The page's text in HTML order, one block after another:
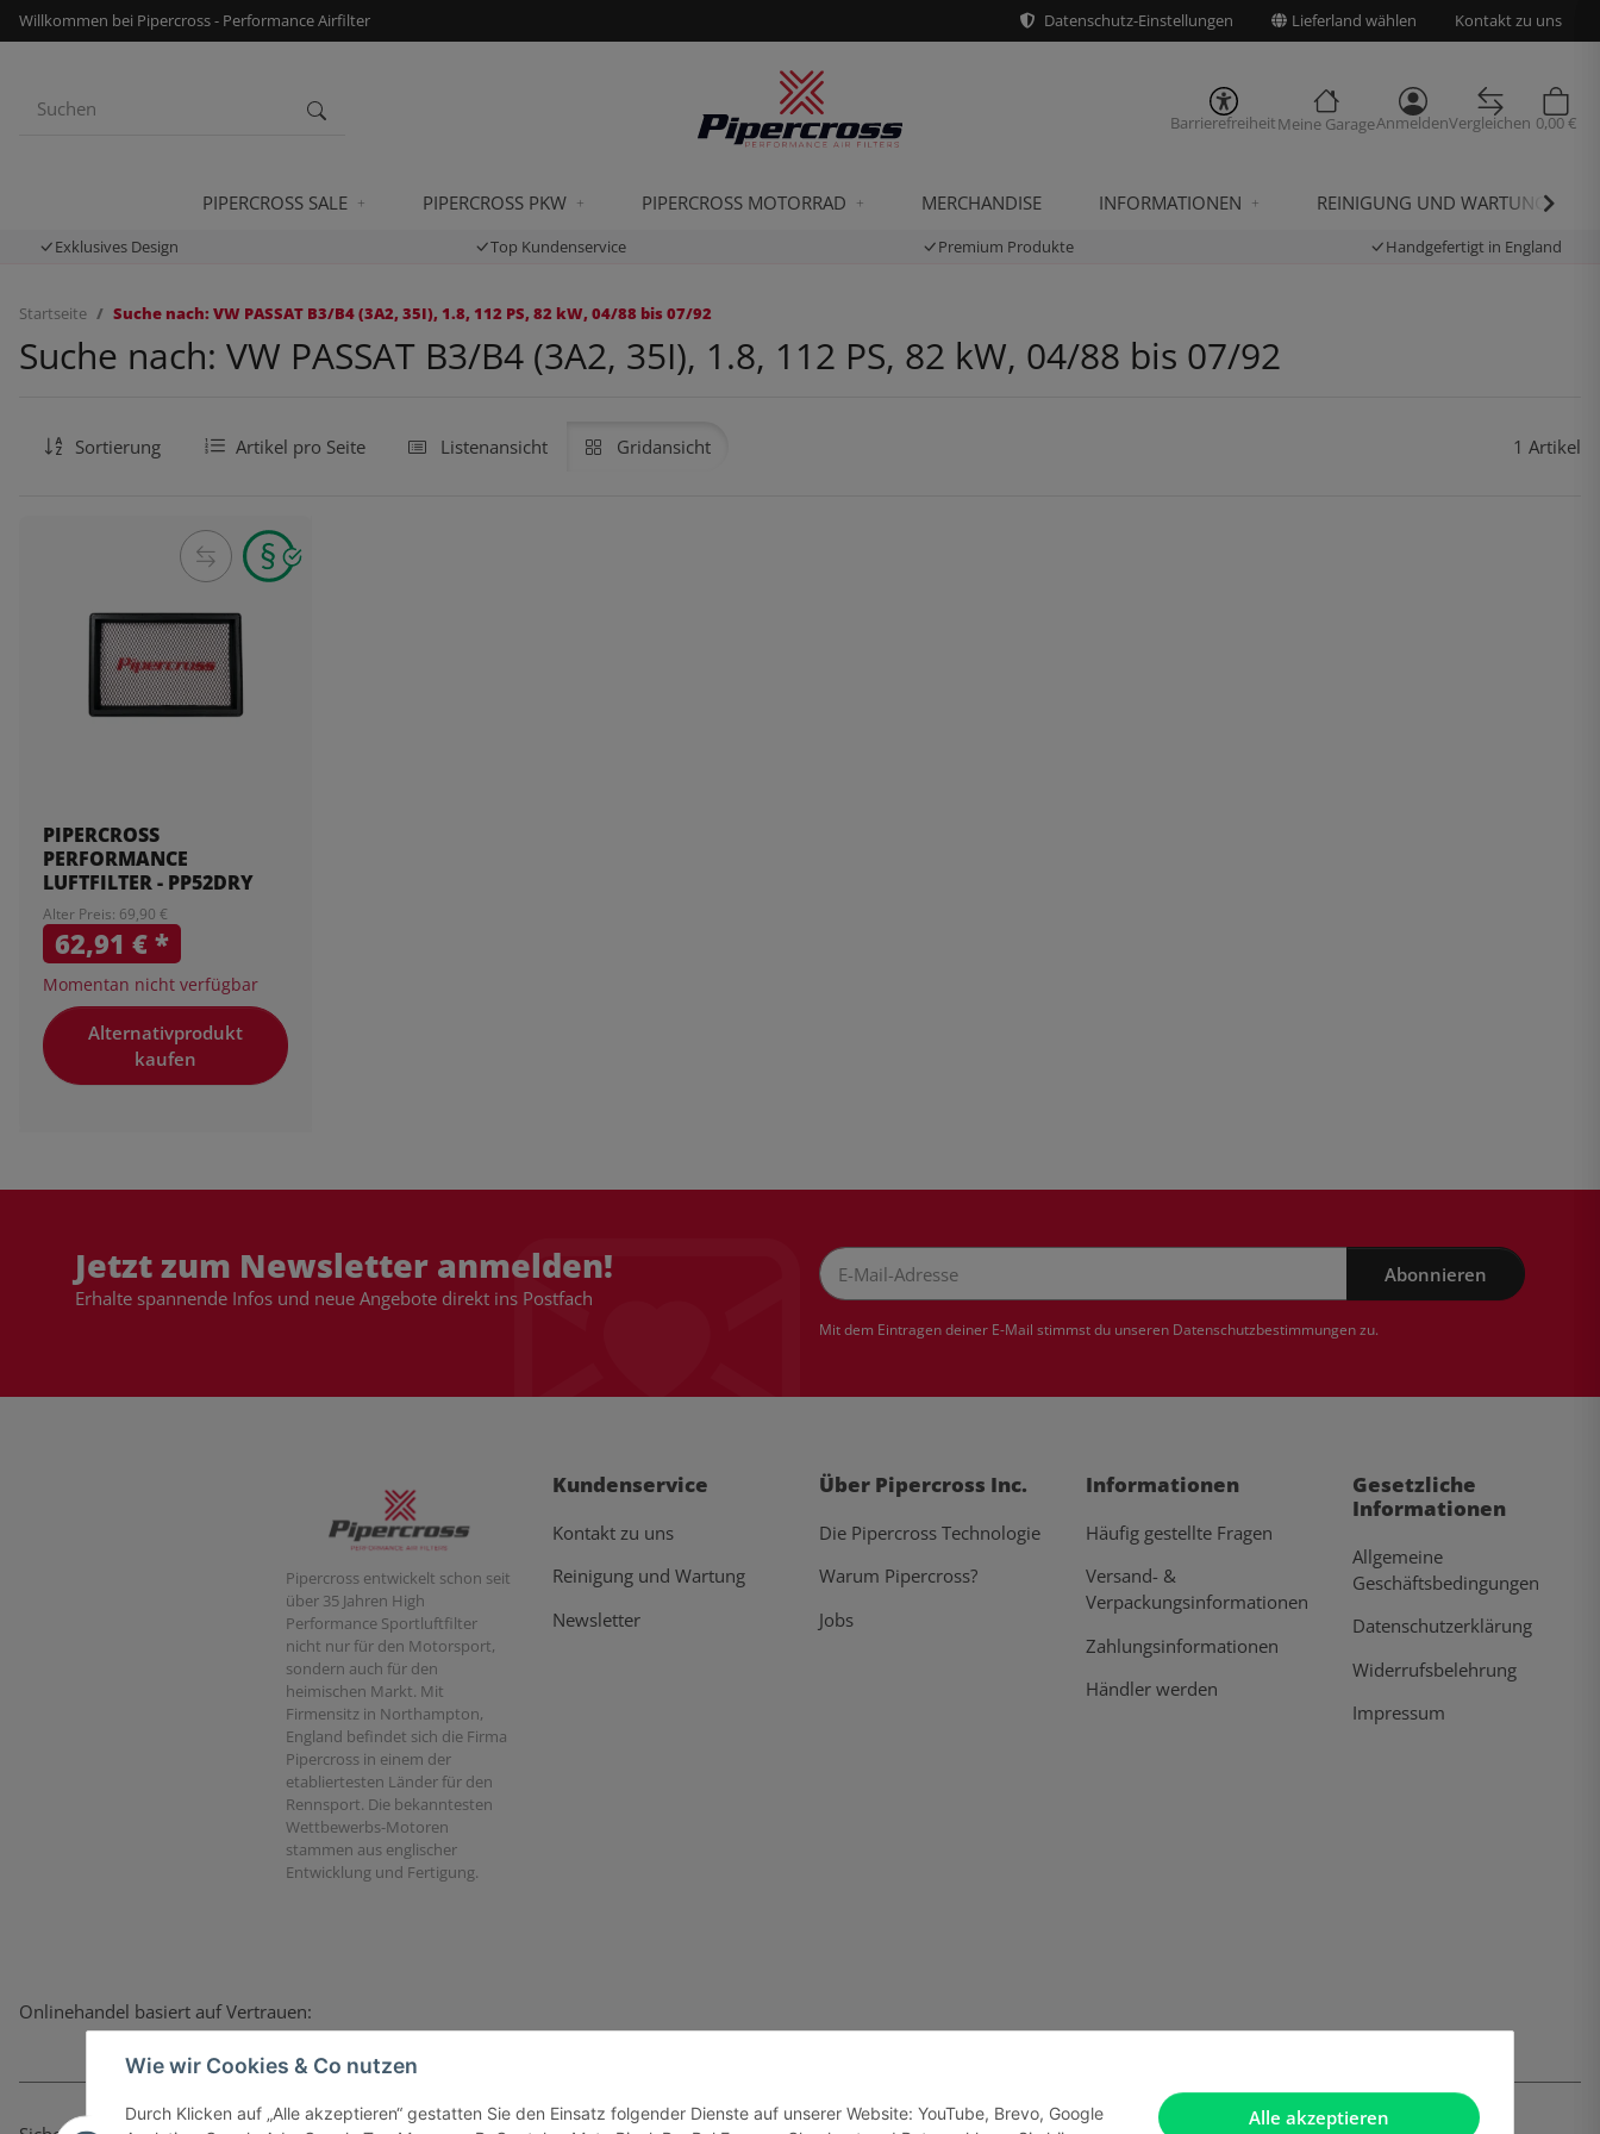
Alle akzeptieren
Wie wir Cookies & Co nutzen
Durch Klicken auf „Alle akzeptieren“ gestatten Sie den Einsatz folgender Dienste auf unserer Website: YouTube, Brevo, Google
Willkommen bei Pipercross - Performance Airfilter Datenschutz-Einstellungen Lieferland wählen Kontakt zu uns
BarrierefreiheitMeine GarageAnmeldenVergleichen 0,00 €
PIPERCROSS SALE PIPERCROSS PKW PIPERCROSS MOTORRAD MERCHANDISE INFORMATIONEN REINIGUNG UND WARTUNG
Exklusives Design Top Kundenservice Premium Produkte Handgefertigt in England
Startseite Suche nach: VW PASSAT B3/B4 (3A2, 35I), 1.8, 112 PS, 82 kW, 04/88 bis 07/92
Suche nach: VW PASSAT B3/B4 (3A2, 35I), 1.8, 112 PS, 82 kW, 04/88 bis 07/92
Sortierung Artikel pro Seite Listenansicht Gridansicht 1 Artikel
PIPERCROSS
PERFORMANCE
LUFTFILTER - PP52DRY
Alter Preis: 69,90 €
62,91 €*
Momentan nicht verfügbar
Alternativprodukt
kaufen
Jetzt zum Newsletter anmelden!
Erhalte spannende Infos und neue Angebote direkt ins Postfach
Abonnieren
Mit dem Eintragen deiner E-Mail stimmst du unseren Datenschutzbestimmungenzu.
Pipercross entwickelt schon seit
über 35 Jahren High
Performance Sportluftfilter
nicht nur für den Motorsport,
sondern auch für den
heimischen Markt. Mit
Firmensitz in Northampton,
England befindet sich die Firma
Pipercross in einem der
etabliertesten Länder für den
Rennsport. Die bekanntesten
Wettbewerbs-Motoren
stammen aus englischer
Entwicklung und Fertigung.
Kundenservice
Kontakt zu uns
Reinigung und Wartung
Newsletter
Über Pipercross Inc.
Die Pipercross Technologie
Warum Pipercross?
Jobs
Informationen
Häufig gestellte Fragen
Versand- &
Verpackungsinformationen
Zahlungsinformationen
Händler werden
Gesetzliche
Informationen
Allgemeine
Geschäftsbedingungen
Datenschutzerklärung
Widerrufsbelehrung
Impressum
Onlinehandel basiert auf Vertrauen: